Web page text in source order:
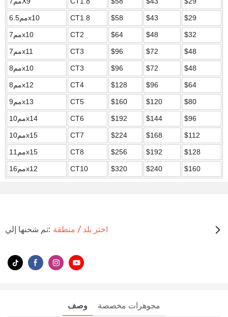
مم6.5x10 CT1.8 $58 $43 $29
مم7x10 CT2 $64 $48 $32
مم7x11 CT3 $96 $72 $48
مم8x10 CT3 $96 $72 $48
مم8x12 CT4 $128 $96 $64
مم9x13 CT5 $160 $120 $80
مم10x14 CT6 $192 $144 $96
مم10x15 CT7 $224 $168 $112
مم11x15 CT8 $256 $192 $128
مم16x12 CT10 $320 $240 $160
تم شحنها إلي: اختر بلد / منطقة
وصف مجوهرات مخصصة